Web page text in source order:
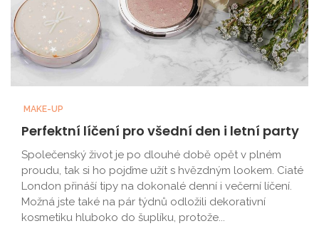
MAKE-UP
Perfektní líčení pro všední den i letní party
Společenský život je po dlouhé době opět v plném
proudu, tak si ho pojďme užít s hvězdným lookem. Ciaté
London přináší tipy na dokonalé denní i večerní líčení.
Možná jste také na pár týdnů odložili dekorativní
kosmetiku hluboko do šuplíku, protože...